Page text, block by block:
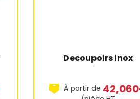
Decoupoirs inox
À partir de